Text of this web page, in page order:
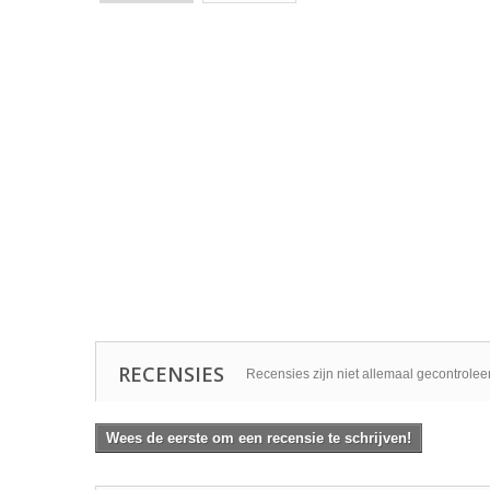
RECENSIES Recensies zijn niet allemaal
Wees de eerste om een recensie te schrijven!